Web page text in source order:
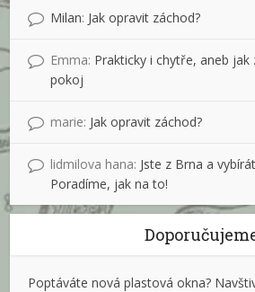
Milan: Jak opravit záchod?
Emma: Prakticky i chytře, aneb
pokoj
marie: Jak opravit záchod?
lidmilova hana: Jste z Brna a
Poradíme, jak na to!
Poptáváte nová plastová okna?